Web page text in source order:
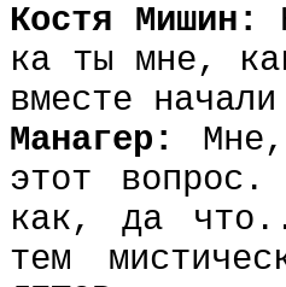
Костя Мишин:
ка ты мне,
вместе
Манагер:
этот вопрос.
как, да
тем